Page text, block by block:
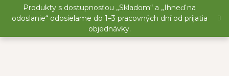
Produkty s dostupnosťou „Skladom“ a „Ihneď na
odoslanie“ odosielame do 1–3 pracovných dní od prijatia
objednávky.